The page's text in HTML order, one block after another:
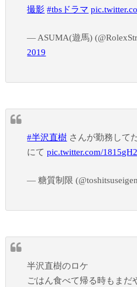
撮影 #tbsドラマ
— ASUMA(遊馬)
2019
#半沢直樹 さんが勤務して
にてpic.twitter.com/
— 糖質制限
半沢直樹のロケ
ごはん食べて帰る時もまだ